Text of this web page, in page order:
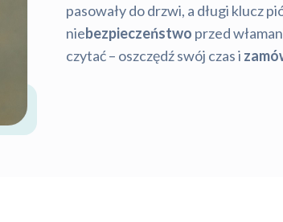
pasowały do drzwi, a długi klucz
niebezpieczeństwo przed
czytać – oszczędź swój czas i